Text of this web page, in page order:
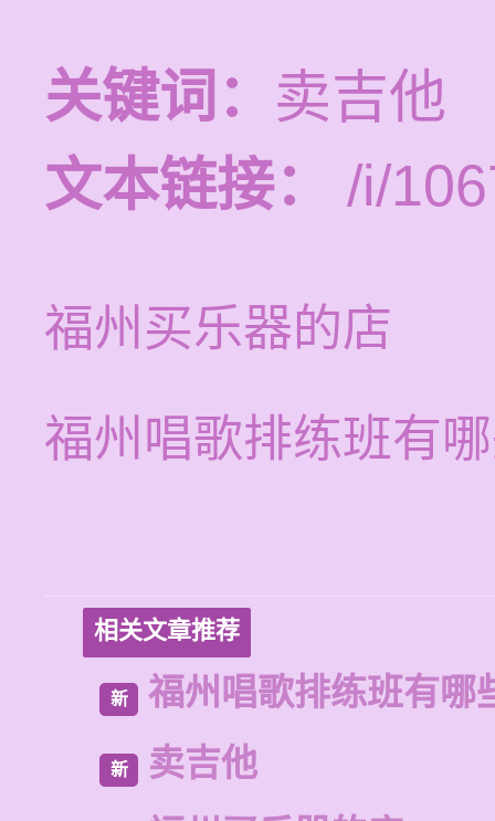
关键词： 卖吉他
文本链接：
/i/
福州买乐器的店
福州唱歌排练班有
相关文章推荐
新 福州唱歌排练班有哪
新
卖吉他